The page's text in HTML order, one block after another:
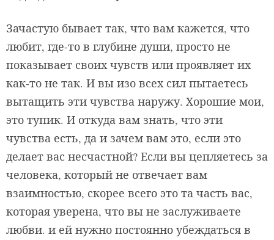
Зачастую бывает так, что вам кажется, что
любит, где-то в глубине души, просто не
показывает своих чувств или проявляет их
как-то не так. И вы изо всех сил пытаетесь
вытащить эти чувства наружу. Хорошие мои,
это тупик. И откуда вам знать, что эти
чувства есть, да и зачем вам это, если это
делает вас несчастной? Если вы цепляетесь за
человека, который не отвечает вам
взаимностью, скорее всего это та часть вас,
которая уверена, что вы не заслуживаете
любви. и ей нужно постоянно убеждаться в